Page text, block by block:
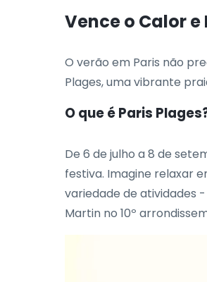
Vence o Calor
O verão em Paris não
Plages, uma vibrante
O que é Paris
De 6 de julho a 8 de
festiva. Imagine relaxar
variedade de atividades
Martin no 10º